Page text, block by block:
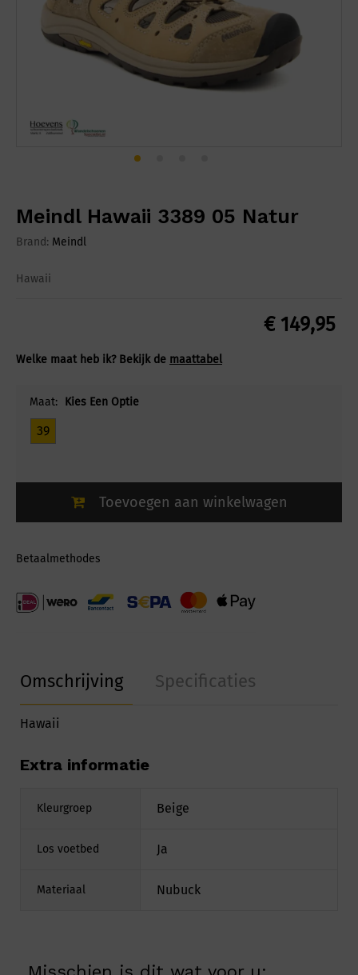
Meindl Hawaii 3389 05 Natur
Brand: Meindl
Hawaii
€149,95
Welke maat heb ik? Bekijk de maattabel
Maat: Kies Een Optie
39
Toevoegen aan winkelwagen
Betaalmethodes
Omschrijving Specificaties
Hawaii
Extra informatie
Kleurgroep Beige
Los voetbed Ja
Materiaal Nubuck